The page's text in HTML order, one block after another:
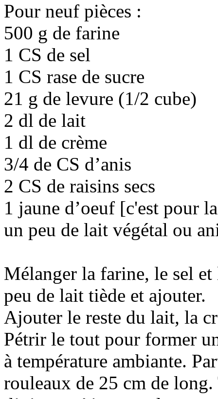
Pour neuf pièces :
500 g de farine
1 CS de sel
1 CS rase de sucre
21 g de levure (1/2 cube)
2 dl de lait
1 dl de crème
3/4 de CS d’anis
2 CS de raisins secs
1 jaune d’oeuf [c'est pour
un peu de lait végétal ou
Mélanger la farine, le sel
peu de lait tiède et ajouter.
Ajouter le reste du lait, la
Pétrir le tout pour former
à température ambiante.
rouleaux de 25 cm de